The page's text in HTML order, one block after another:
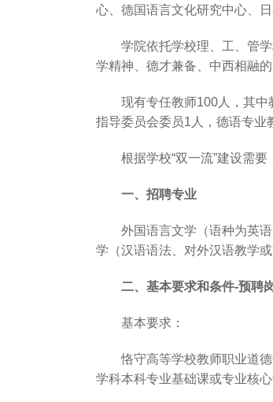
心、德国语言文化研究中心、日
学院依托学校理、工、管
学精神、德才兼备、中西相融
现有专任教师100人，其中
指导委员会委员1人，德语专业
根据学校“双一流”建设需
一、招聘专业
外国语言文学（语种为英
学（汉语语法、对外汉语教学
二、基本要求和条件-预聘
基本要求：
恪守高等学校教师职业道
学科本科专业基础课或专业核心